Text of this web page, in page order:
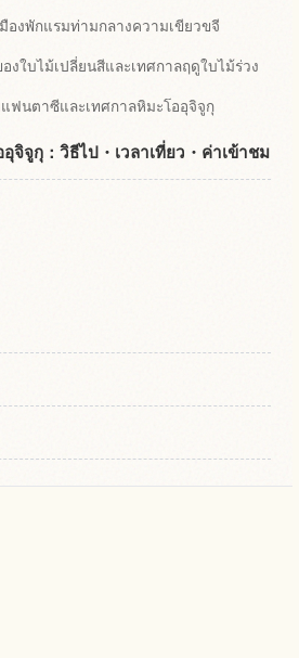
องพักแรมท่ามกลางความเขียวขจี
งใบไม้เปลี่ยนสีและเทศกาลฤดูใบไม้ร่วง
ฟนตาซีและเทศกาลหิมะโออุจิจูกุ
จิจูกุ：วิธีไป・เวลาเที่ยว・ค่าเข้าชม